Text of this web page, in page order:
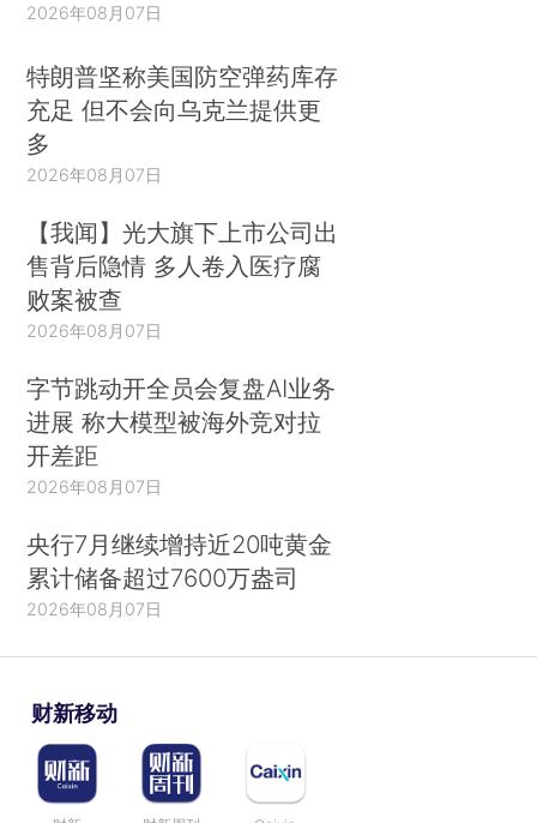
2026年08月07日
特朗普坚称美国防空弹药库存
充足 但不会向乌克兰提供更
多
2026年08月07日
【我闻】光大旗下上市公司出
售背后隐情 多人卷入医疗腐
败案被查
2026年08月07日
字节跳动开全员会复盘AI业务
进展 称大模型被海外竞对拉
开差距
2026年08月07日
央行7月继续增持近20吨黄金
累计储备超过7600万盎司
2026年08月07日
财新移动